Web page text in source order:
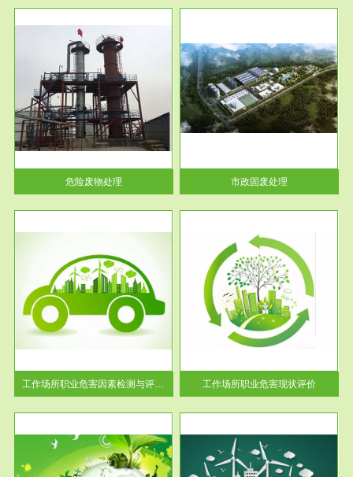
危险废物处理
服务范围
市政固废处理
蔚蓝生态环境科技所从事的市政
废物处理业务包括市政废物的处
理处...
市政固废处理
工作场所职业危害因素检测与评价...
服务范围
工作场所职业危害现状评价
【现状评价意义】：具体因素---
-通过质谱分析等多种手段明确
工作场...
工作场所职业危害现状评价
服务范围